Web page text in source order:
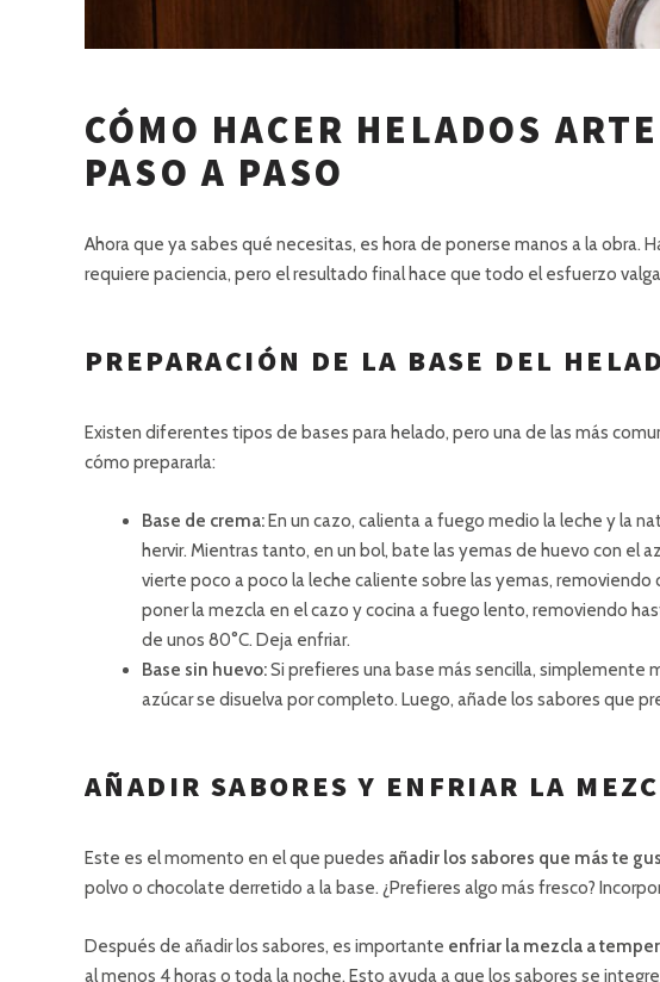
CÓMO HACER HELADOS
PASO A PASO
Ahora que ya sabes qué necesitas, es hora de ponerse manos a la obra.
requiere paciencia, pero el resultado final hace que todo el esfuerzo
PREPARACIÓN DE LA BASE DEL
Existen diferentes tipos de bases para helado, pero una de las más
cómo prepararla:
Base de crema:En un cazo, calienta a fuego medio la leche y la
hervir. Mientras tanto, en un bol, bate las yemas de huevo con el
vierte poco a poco la leche caliente sobre las yemas,
poner la mezcla en el cazo y cocina a fuego lento, removiendo
de unos 80°C. Deja enfriar.
Base sin huevo:Si prefieres una base más sencilla, simplemente
azúcar se disuelva por completo. Luego, añade los sabores que
AÑADIR SABORES Y ENFRIAR LA
Este es el momento en el que puedes añadir los sabores que más te
polvo o chocolate derretido a la base. ¿Prefieres algo más fresco?
Después de añadir los sabores, es importante enfriar la mezcla a
al menos 4 horas o toda la noche. Esto ayuda a que los sabores se